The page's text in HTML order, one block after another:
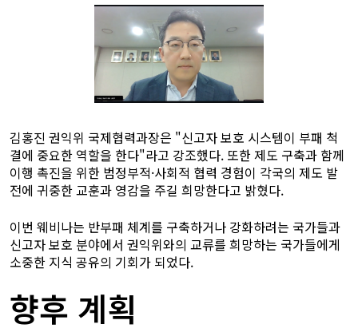
김홍진 권익위 국제협력과장은 "신고자 보호 시스템이 부패 척
결에 중요한 역할을 한다"라고 강조했다. 또한 제도 구축과 함께
이행 촉진을 위한 범정부적·사회적 협력 경험이 각국의 제도 발
전에 귀중한 교훈과 영감을 주길 희망한다고 밝혔다.
이번 웨비나는 반부패 체계를 구축하거나 강화하려는 국가들과
신고자 보호 분야에서 권익위와의 교류를 희망하는 국가들에게
소중한 지식 공유의 기회가 되었다.
향후 계획